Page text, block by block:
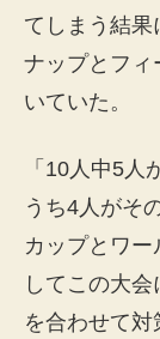
てしまう結
ナップとフィ
いていた。
「10人中5人
うち4人がそ
カップとワ
してこの大
を合わせて対